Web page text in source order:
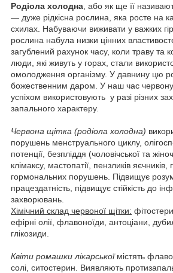
Родіола холодна , або як ще її
— дуже рідкісна рослина, яка росте на
схилах. Набуваючи виживати у важких
рослина набула низки цінних
загублений рахунок часу, коли траву та
люди, які живуть у горах, стали
омолодження організму. У давнину цю
божественним даром. У наш час червону
успіхом використовують у разі різних
запального характеру.
Червона щітка (родіола холодна)
порушень менструального циклу,
потенції, безпліддя (чоловічської та
клімаксу, мастопатії, пензликів яєчників,
гормональних порушень. Підвищує
працездатність, підвищує стійкість до
захворювань.
Хімічний склад червоної щітки:
ефірні олії, флавоноїди, антоціани,
глікозиди.
Квіти ромашки лікарськоїмістять
солі, ситостерин. Виявляють